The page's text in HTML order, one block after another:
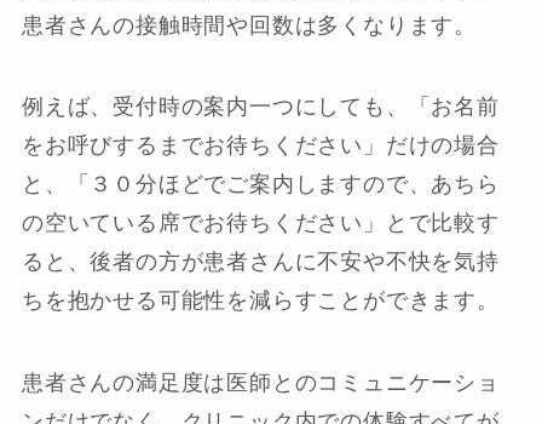
患者さんの接触時間や回数は多くなります。
例えば、受付時の案内一つにしても、「お名前
をお呼びするまでお待ちください」だけの場合
と、「３０分ほどでご案内しますので、あちら
の空いている席でお待ちください」とで比較す
ると、後者の方が患者さんに不安や不快を気持
ちを抱かせる可能性を減らすことができます。
患者さんの満足度は医師とのコミュニケーショ